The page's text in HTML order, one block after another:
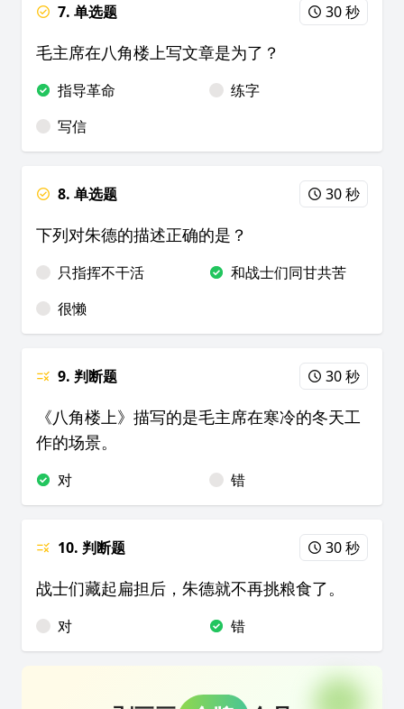
7. 单选题 30 秒
毛主席在八角楼上写文章是为了？
指导革命
练字
写信
8. 单选题 30 秒
下列对朱德的描述正确的是？
只指挥不干活
和战士们同甘共苦
很懒
9. 判断题 30 秒
《八角楼上》描写的是毛主席在寒冷的冬天工
作的场景。
对 错
10. 判断题 30 秒
战士们藏起扁担后，朱德就不再挑粮食了。
对 错